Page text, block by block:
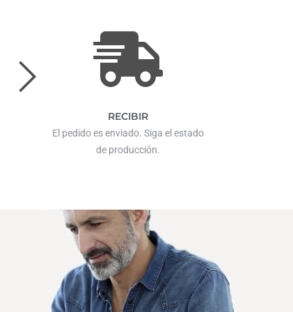
RECIBIR
El pedido es enviado. Siga el estado
de producción.